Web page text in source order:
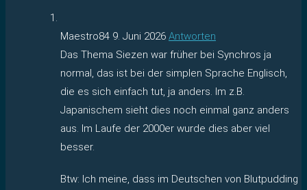
Maestro84 9. Juni 2026 Antworten
Das Thema Siezen war früher bei Synchros ja
normal, das ist bei der simplen Sprache Englisch,
die es sich einfach tut, ja anders. Im z.B.
Japanischem sieht dies noch einmal ganz anders
aus. Im Laufe der 2000er wurde dies aber viel
besser.
Btw: Ich meine, dass im Deutschen von Blutpudding